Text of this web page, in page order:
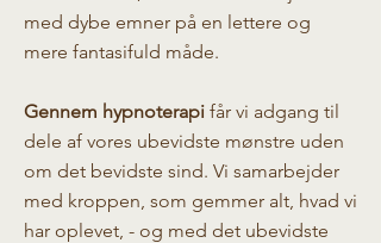
med dybe emner på en lettere og
mere fantasifuld måde.
Gennem hypnoterapi får vi adgang til
dele af vores ubevidste mønstre uden
om det bevidste sind. Vi samarbejder
med kroppen, som gemmer alt, hvad vi
har oplevet, - og med det ubevidste